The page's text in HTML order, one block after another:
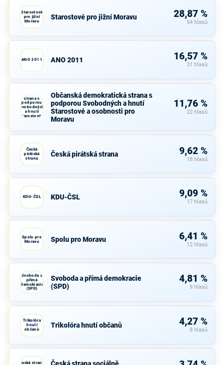
Starostové
pro jižní
Moravu
Starostové pro jižní Moravu 28,87 %
54 hlasů
ANO 2011 ANO 2011 16,57 %
31 hlasů
strana s
podporou
Svobodných
a hnutí
Starostové a
osobnosti
Občanská demokratická strana s
podporou Svobodných a hnutí
Starostové a osobnosti pro
Moravu
11,76 %
22 hlasů
Česká
pirátská
strana
Česká pirátská strana 9,62 %
18 hlasů
KDU-ČSL KDU-ČSL 9,09 %
17 hlasů
Spolu pro
Moravu
Spolu pro Moravu 6,41 %
12 hlasů
Svoboda a
přímá
demokracie
(SPD)
Svoboda a přímá demokracie
(SPD)
4,81 %
9 hlasů
Trikolóra
hnutí
občanů
Trikolóra hnutí občanů 4,27 %
8 hlasů
Česká strana